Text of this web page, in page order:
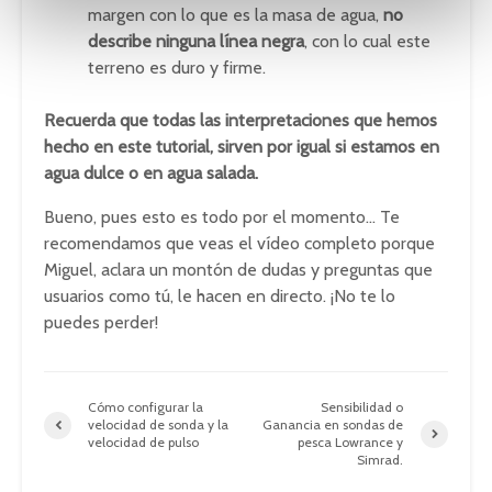
margen con lo que es la masa de agua, no
describe ninguna línea negra, con lo cual este
terreno es duro y firme.
Recuerda que todas las interpretaciones que hemos
hecho en este tutorial, sirven por igual si estamos en
agua dulce o en agua salada.
Bueno, pues esto es todo por el momento… Te
recomendamos que veas el vídeo completo porque
Miguel, aclara un montón de dudas y preguntas que
usuarios como tú, le hacen en directo. ¡No te lo
puedes perder!
Cómo configurar la
velocidad de sonda y la
velocidad de pulso
Sensibilidad o
Ganancia en sondas de
pesca Lowrance y
Simrad.